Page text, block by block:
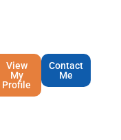
View
My
Profile
Contact
Me